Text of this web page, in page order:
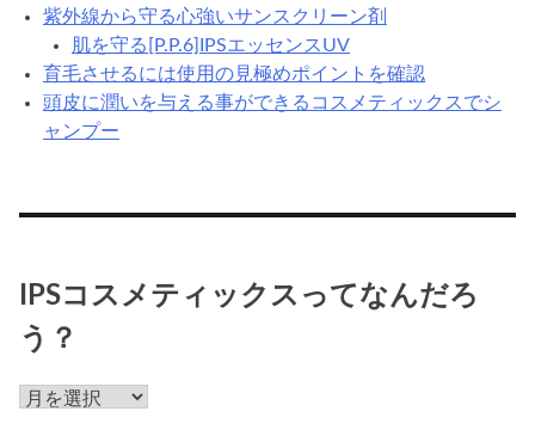
紫外線から守る心強いサンスクリーン剤
肌を守る[P.P.6]IPSエッセンスUV
育毛させるには使用の見極めポイントを確認
頭皮に潤いを与える事ができるコスメティックスでシ
ャンプー
IPSコスメティックスってなんだろ
う？
IPS